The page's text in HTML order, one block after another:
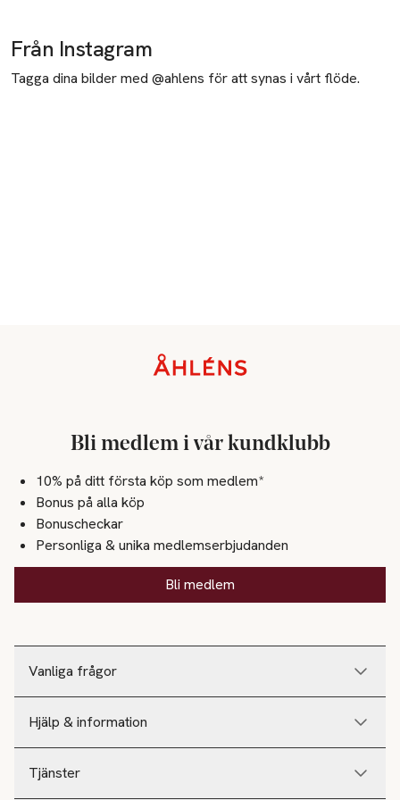
Från Instagram
Tagga dina bilder med @ahlens för att synas i vårt flöde.
Vanliga frågor
Hjälp & information
Tjänster
Bli medlem i vår kundklubb
10% på ditt första köp som medlem*
Bonus på alla köp
Bonuscheckar
Personliga & unika medlemserbjudanden
Bli medlem